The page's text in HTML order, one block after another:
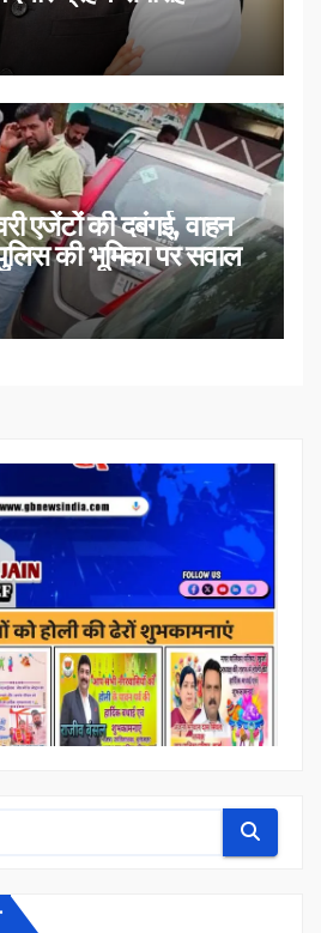
की दबंगई, वाहन
की भूमिका पर सवाल